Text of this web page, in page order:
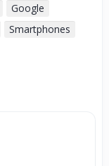
Google
Smartphones